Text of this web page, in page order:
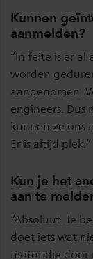
Kunnen
aanmelden?
“In feite is er al
worden
aangenomen.
engineers. Dus
kunnen ze ons
Er is altijd plek.”
Kun je het
aan te
“Absoluut. Je
doet iets wat
motor die door